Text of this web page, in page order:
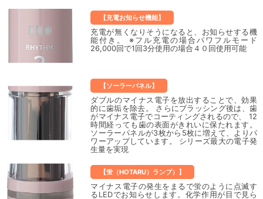
【充電お知らせ機能】
充電が無くなりそうになると、お知らせする機
能付き。 ※フル充電の場合パワフルモード
26,000回で1回3分使用の場合４０回使用可能
【ソーラーパネル】
ダブルのマイナス電子を放出することで、効果
的に歯垢を除去。 さらにブラッシング後は、歯
がマイナス電子でコーティングされるので、 12
時間経っても歯の表面がきれいに保たれます。
ソーラーパネルが3枚から5枚に増えて、よりパ
ワーアップしています。 シリーズ最大の電子発
生量を実現
【蛍（HOTARU）ランプ）】
マイナス電子の発生をまるで蛍のように点滅す
るLEDでお知らせします。化学作用が目で見ら